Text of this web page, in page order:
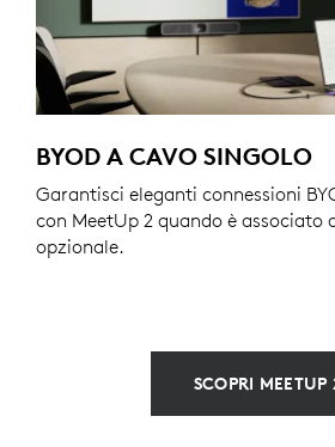
BYOD A CAVO SINGOLO
Garantisci eleganti connessioni
con MeetUp 2 quando è associato
opzionale.
SCOPRI MEETUP